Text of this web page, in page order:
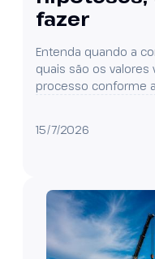
fazer
Entenda quando a
quais são os
processo conforme a
15/7/2026